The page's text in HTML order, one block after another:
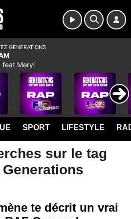
SPORT LIFESTYLE
sur le tag
te décrit un vrai
GENERATIONS
feat.Meryl